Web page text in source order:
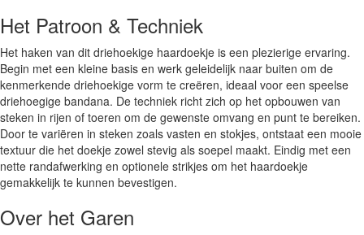
Het Patroon & Techniek
Het haken van dit driehoekige haardoekje is een plezierige ervaring.
Begin met een kleine basis en werk geleidelijk naar buiten om de
kenmerkende driehoekige vorm te creëren, ideaal voor een speelse
driehoegige bandana. De techniek richt zich op het opbouwen van
steken in rijen of toeren om de gewenste omvang en punt te bereiken.
Door te variëren in steken zoals vasten en stokjes, ontstaat een mooie
textuur die het doekje zowel stevig als soepel maakt. Eindig met een
nette randafwerking en optionele strikjes om het haardoekje
gemakkelijk te kunnen bevestigen.
Over het Garen